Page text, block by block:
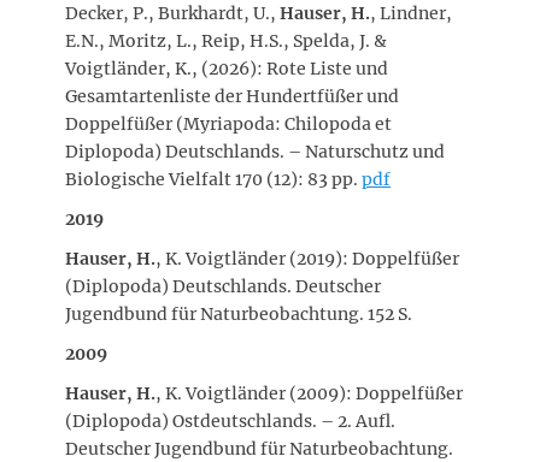
Decker, P., Burkhardt, U., Hauser, H., Lindner,
E.N., Moritz, L., Reip, H.S., Spelda, J. &
Voigtländer, K., (2026): Rote Liste und
Gesamtartenliste der Hundertfüßer und
Doppelfüßer (Myriapoda: Chilopoda et
Diplopoda) Deutschlands. – Naturschutz und
Biologische Vielfalt 170 (12): 83 pp. pdf
2019
Hauser, H., K. Voigtländer (2019): Doppelfüßer
(Diplopoda) Deutschlands. Deutscher
Jugendbund für Naturbeobachtung. 152 S.
2009
Hauser, H., K. Voigtländer (2009): Doppelfüßer
(Diplopoda) Ostdeutschlands. – 2. Aufl.
Deutscher Jugendbund für Naturbeobachtung.